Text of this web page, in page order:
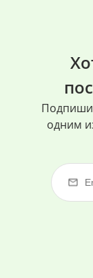
одним